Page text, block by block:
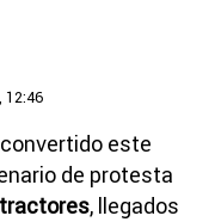
12:46
este
de protesta
, llegados